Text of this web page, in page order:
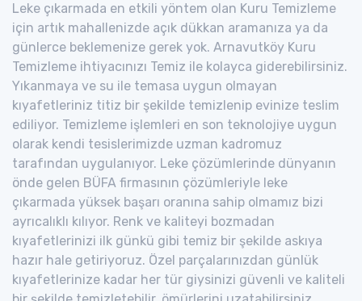
Leke çıkarmada en etkili yöntem olan Kuru Temizleme
için artık mahallenizde açık dükkan aramanıza ya da
günlerce beklemenize gerek yok. Arnavutköy Kuru
Temizleme ihtiyacınızı Temiz ile kolayca giderebilirsiniz.
Yıkanmaya ve su ile temasa uygun olmayan
kıyafetleriniz titiz bir şekilde temizlenip evinize teslim
ediliyor. Temizleme işlemleri en son teknolojiye uygun
olarak kendi tesislerimizde uzman kadromuz
tarafından uygulanıyor. Leke çözümlerinde dünyanın
önde gelen BÜFA firmasının çözümleriyle leke
çıkarmada yüksek başarı oranına sahip olmamız bizi
ayrıcalıklı kılıyor. Renk ve kaliteyi bozmadan
kıyafetlerinizi ilk günkü gibi temiz bir şekilde askıya
hazır hale getiriyoruz. Özel parçalarınızdan günlük
kıyafetlerinize kadar her tür giysinizi güvenli ve kaliteli